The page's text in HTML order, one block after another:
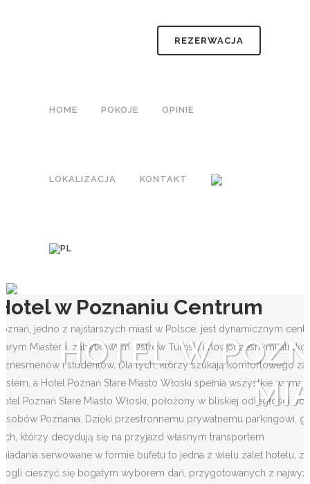
REZERWACJA
HOME POKOJE OPINIE
LOKALIZACJA KONTAKT
HOTEL W
w Poznaniu Centrum
jedno z najstarszych miast w Polsce, jest dynamicznym
Miastem, zabytkowym Ostrów Tumski i nowoczesnymi
i studentów. Dla tych, którzy szukają komfortowego
a Hotel Poznań Stare Miasto Włoski spełnia wszystkie
Poznań Stare Miasto Włoski, położony w bliskiej odległości
Poznania. Dzięki przestronnemu prywatnemu
którzy decydują się na przyjazd własnym transportem.
serwowane w formie bufetu to jedna z wielu zalet hotelu,
cieszyć się bogatym wyborem dań, przygotowanych z